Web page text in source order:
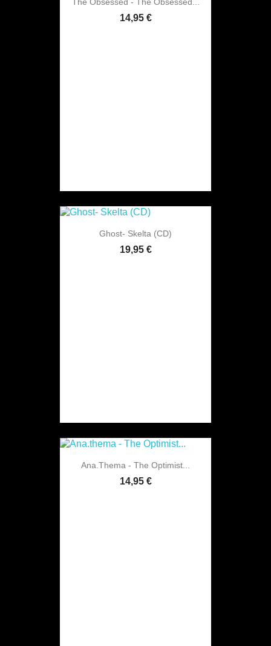
14,95 €
Ghost- Skelta (CD)
19,95 €
Ana.thema - The Optimist...
14,95 €